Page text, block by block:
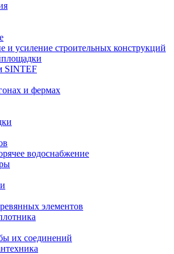
и усиление строительных конструкций
SINTEF
и фермах
водоснабжение
элементов
их соединений